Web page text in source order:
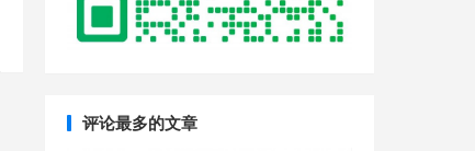
评论最多的文章